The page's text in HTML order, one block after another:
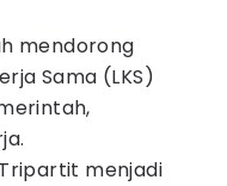
mendorong
Sama (LKS)
menjadi